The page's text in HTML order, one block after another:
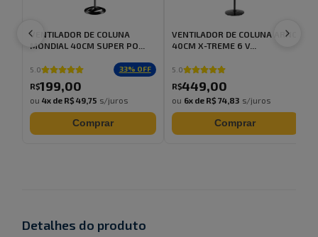
VENTILADOR DE COLUNA
MONDIAL 40CM SUPER PO...
5.0 33% OFF
R$199,00
ou 4x de R$ 49,75 s/juros
Comprar
VENTILADOR DE COLUNA ARNO
40CM X-TREME 6 V...
5.0
R$449,00
ou 6x de R$ 74,83 s/juros
Comprar
Detalhes do produto